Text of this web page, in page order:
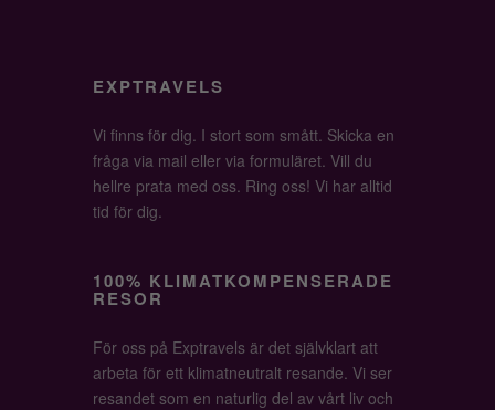
EXPTRAVELS
Vi finns för dig. I stort som smått. Skicka en
fråga via mail eller via formuläret. Vill du
hellre prata med oss. Ring oss! Vi har alltid
tid för dig.
100% KLIMATKOMPENSERADE
RESOR
För oss på Exptravels är det självklart att
arbeta för ett klimatneutralt resande. Vi ser
resandet som en naturlig del av vårt liv och